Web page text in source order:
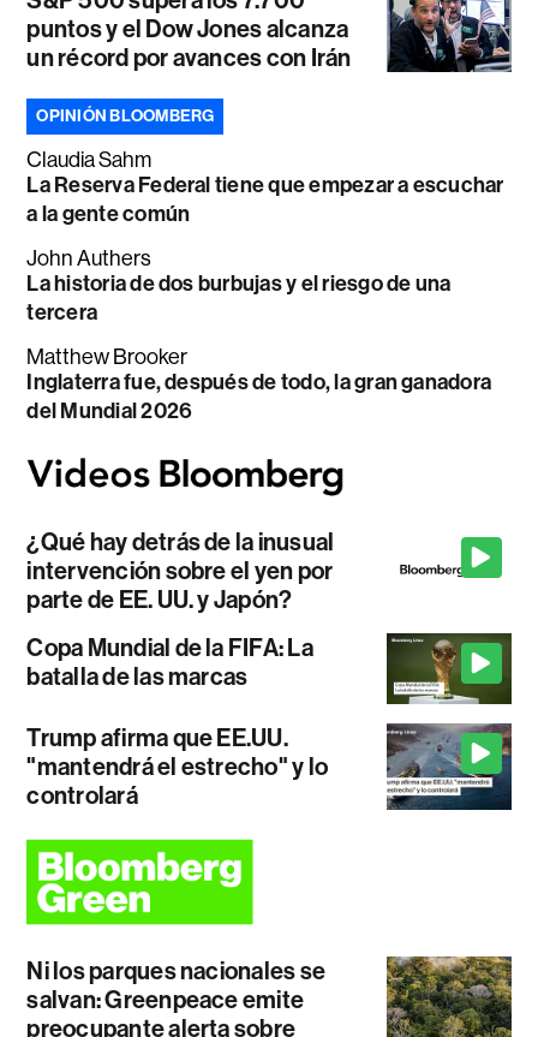
puntos y el Dow Jones alcanza
un récord por avances con Irán
OPINIÓN BLOOMBERG
Claudia Sahm
La Reserva Federal tiene que empezar a escuchar
a la gente común
John Authers
La historia de dos burbujas y el riesgo de una
tercera
Matthew Brooker
Inglaterra fue, después de todo, la gran ganadora
del Mundial 2026
¿Qué hay detrás de la inusual
intervención sobre el yen por
parte de EE. UU. y Japón?
Copa Mundial de la FIFA: La
batalla de las marcas
Trump afirma que EE.UU.
"mantendrá el estrecho" y lo
controlará
Ni los parques nacionales se
salvan: Greenpeace emite
preocupante alerta sobre